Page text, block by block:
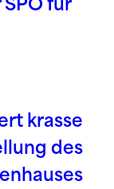
für
krasse
des